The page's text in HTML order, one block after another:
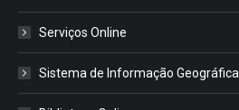
Serviços Online
Sistema de Informação Geográfica